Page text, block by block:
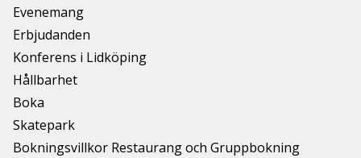
Evenemang
Erbjudanden
Konferens i Lidköping
Hållbarhet
Boka
Skatepark
Bokningsvillkor Restaurang och Gruppbokning